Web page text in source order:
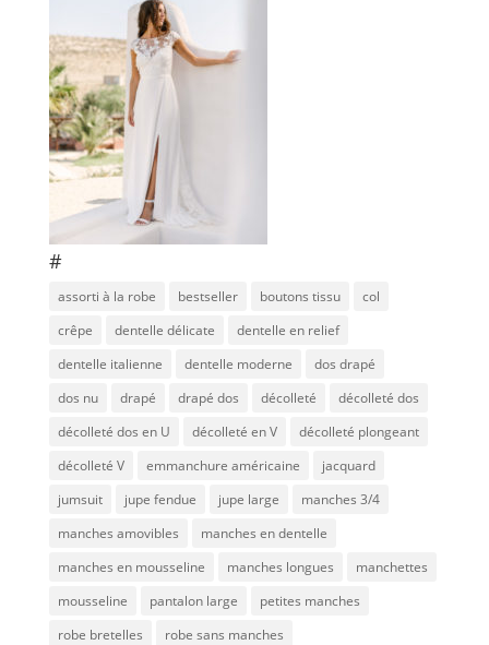
#
assorti à la robe bestseller boutons tissu
col
crêpe
dentelle délicate
dentelle en relief
dentelle italienne
dentelle moderne
dos drapé
dos nu
drapé drapé dos décolleté
décolleté dos
décolleté dos en U
décolleté en V
décolleté plongeant
décolleté V
emmanchure américaine
jacquard
jumsuit
jupe fendue jupe large
manches 3/4
manches amovibles
manches en dentelle
manches en mousseline
manches longues
manchettes
mousseline
pantalon large
petites manches
robe bretelles
robe sans manches